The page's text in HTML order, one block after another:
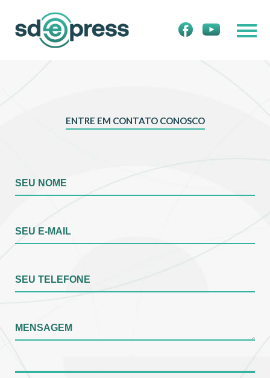
ENTRE EM CONTATO CONOSCO
SEU NOME
SEU E-MAIL
SEU TELEFONE
MENSAGEM